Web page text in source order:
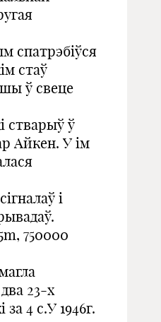
спатрэбіўся
стаў
ў свеце
стварыў ў
Айкен. У ім
і
750000
23-х
за 4 с.У 1946г.